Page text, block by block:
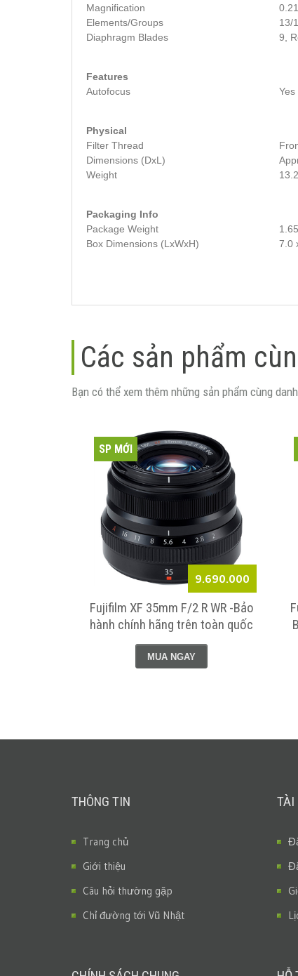
Magnification
Elements/Groups
13/
Diaphragm Blades
9,
Features
Autofocus
Yes
Physical
Filter Thread
Dimensions (DxL)
Weight
Packaging Info
Package Weight
Box Dimensions (LxWxH)
7.0
Các sản phẩm
Bạn có thể xem thêm những sản phẩm cùng
9.690.000
SP MỚI
Fujifilm XF 35mm F/2 R WR -Bảo
hành chính hãng trên toàn quốc
MUA NGAY
THÔNG TIN
Trang chủ
Giới thiệu
Câu hỏi thường gặp
Chỉ đường tới Vũ Nhật
TÀI